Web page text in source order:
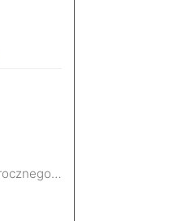
Naznaczony: Wyjście z mrocznego wymiaru